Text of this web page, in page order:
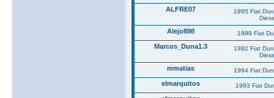
ALFRE07
1995 Fiat
Alejo898 1999 Fiat
Marcos_Duna1.3
1992 Fiat
mmatias 1994 Fiat
elmarquitos 1993 Fiat